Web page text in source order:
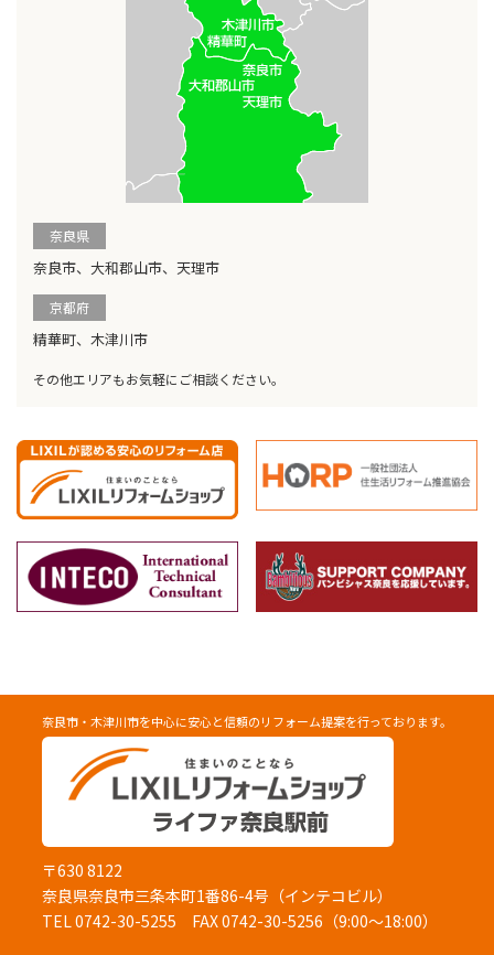
奈良県
奈良市、大和郡山市、天理市
京都府
精華町、木津川市
その他エリアもお気軽にご相談ください。
奈良市・木津川市を中心に安心と信頼のリフォーム提案を行っております。
〒630 8122
奈良県奈良市三条本町1番86-4号（インテコビル）
TEL 0742-30-5255 FAX 0742-30-5256（9:00～18:00）